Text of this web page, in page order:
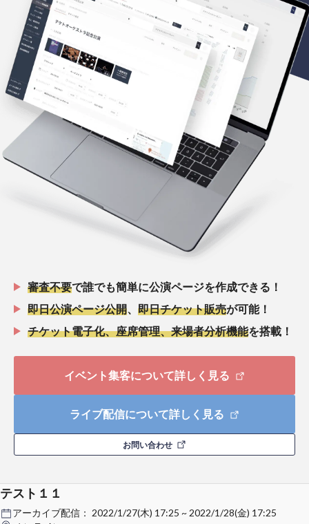
審査不要で誰でも簡単に公演ページを作成できる！
即日公演ページ公開
即日チケット販売が可能！
チケット電子化、座席管理、来場者分析機能を搭載！
イベント集客について詳しく見る
ライブ配信について詳しく見る
お問い合わせ
テスト１１
アーカイブ配信： 2022/1/27(木) 17:25 ~ 2022/1/28(金) 17:25